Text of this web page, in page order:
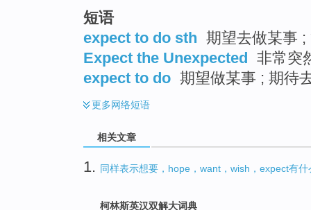
短语
expect to do sth 期望去做某事
Expect the Unexpected 非常突
expect to do 期望做某事 ; 期待
更多网络短语
相关文章
1. 同样表示想要，hope，want，wish，expect有什
柯林斯英汉双解大词典